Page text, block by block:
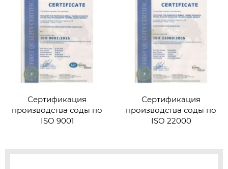
Сертификация
производства соды по
ISO 9001
Сертификация
производства соды по
ISO 22000